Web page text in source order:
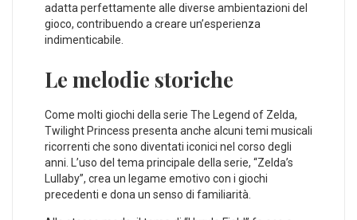
adatta perfettamente alle diverse ambientazioni del
gioco, contribuendo a creare un’esperienza
indimenticabile.
Le melodie storiche
Come molti giochi della serie The Legend of Zelda,
Twilight Princess presenta anche alcuni temi musicali
ricorrenti che sono diventati iconici nel corso degli
anni. L’uso del tema principale della serie, “Zelda’s
Lullaby”, crea un legame emotivo con i giochi
precedenti e dona un senso di familiarità.